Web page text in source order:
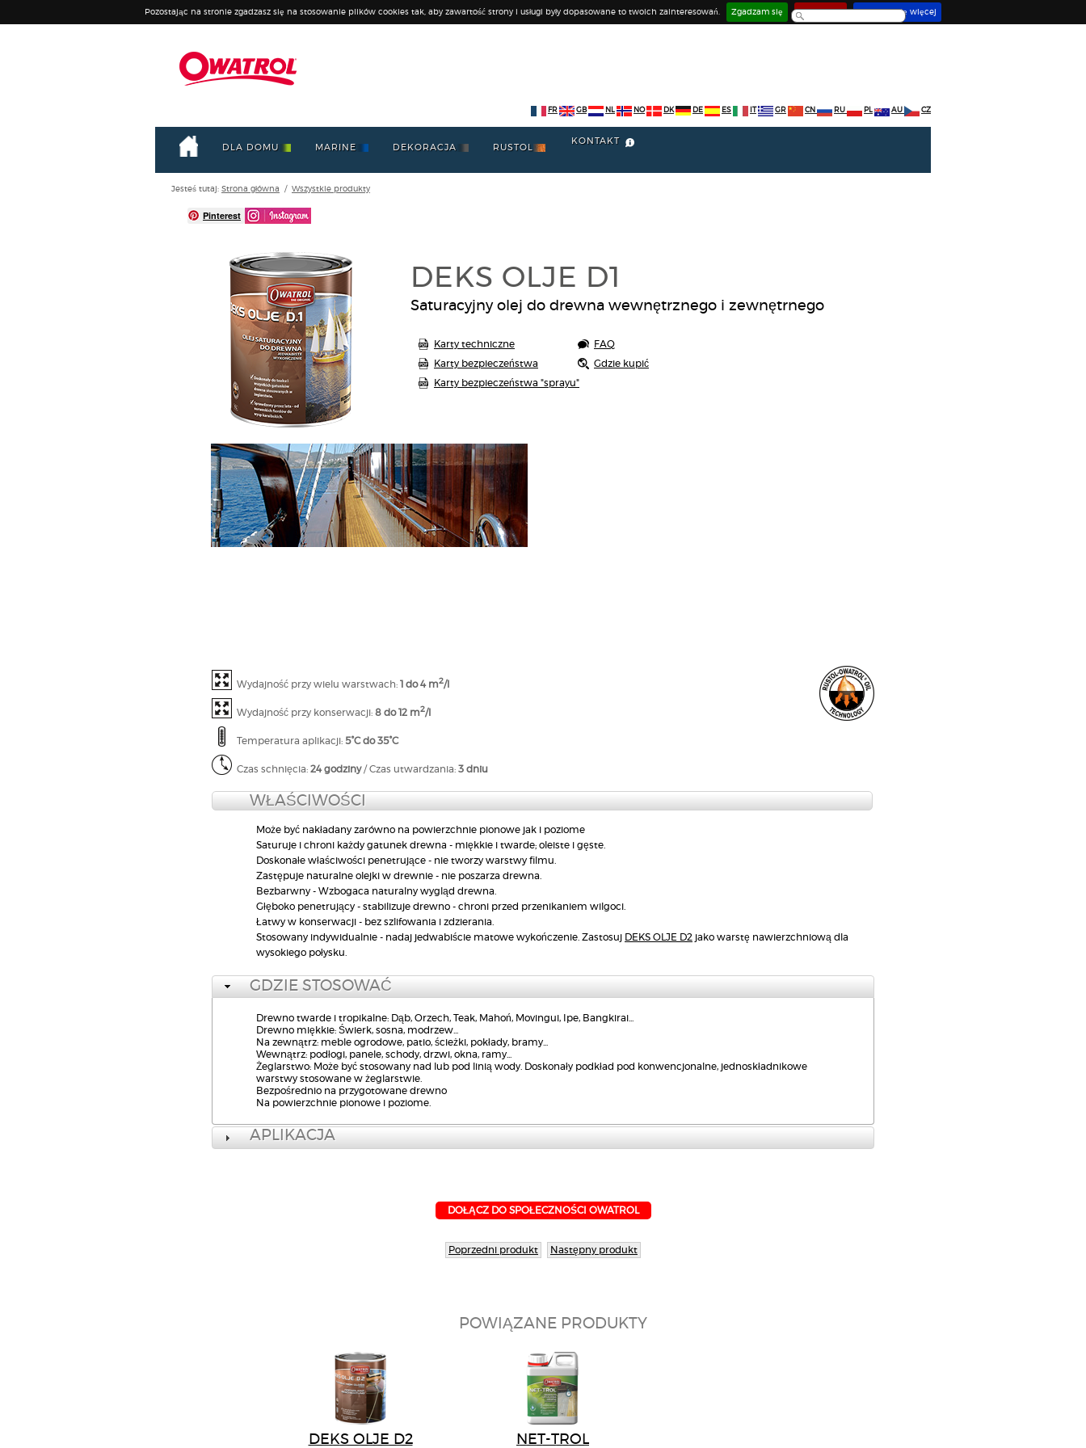
Pozostając na stronie zgadzasz się na stosowanie plików cookies tak, aby zawartość strony i usługi były dopasowane to twoich zainteresowań. Zgadzam się Deaktywuj Dowiedz się więcej
FR GB NL NO DK DE ES GR CN RU PL AU CZ
DLA DOMU MARINE DEKORACJA RUSTOL
KONTAKT
Jesteś tutaj: Strona główna / Wszystkie produkty
Pinterest
DEKS OLJE D1
Saturacyjny olej do drewna wewnętrznego i zewnętrnego
Karty techniczne
FAQ
Karty bezpieczeństwa
Gdzie kupić
Karty bezpieczeństwa "sprayu"
Wydajność przy wielu warstwach: 1 do 4 m2/l
Wydajność przy konserwacji: 8 do 12 m2/l
Temperatura aplikacji: 5°C do 35°C
Czas schnięcia: 24 godziny/ Czas utwardzania: 3 dniu
WŁAŚCIWOŚCI
Może być nakładany zarówno na powierzchnie pionowe jak i poziome
Saturuje i chroni każdy gatunek drewna - miękkie i twarde; oleiste i gęste.
Doskonałe właściwości penetrujące - nie tworzy warstwy filmu.
Zastępuje naturalne olejki w drewnie - nie poszarza drewna.
Bezbarwny - Wzbogaca naturalny wygląd drewna.
Głęboko penetrujący - stabilizuje drewno - chroni przed przenikaniem wilgoci.
Łatwy w konserwacji - bez szlifowania i zdzierania.
Stosowany indywidualnie - nadaj jedwabiście matowe wykończenie. Zastosuj DEKS OLJE D2 jako warstę nawierzchniową dla
wysokiego połysku.
GDZIE STOSOWAĆ
Drewno twarde i tropikalne: Dąb, Orzech, Teak, Mahoń, Movingui, Ipe, Bangkirai...
Drewno miękkie: Świerk, sosna, modrzew...
Na zewnątrz: meble ogrodowe, patio, ścieżki, pokłady, bramy...
Wewnątrz: podłogi, panele, schody, drzwi, okna, ramy...
Żeglarstwo: Może być stosowany nad lub pod linią wody. Doskonały podkład pod konwencjonalne, jednoskładnikowe
warstwy stosowane w żeglarstwie.
Bezpośrednio na przygotowane drewno
Na powierzchnie pionowe i poziome.
APLIKACJA
DOŁĄCZ DO SPOŁECZNOŚCI OWATROL
Poprzedni produkt Następny produkt
POWIĄZANE PRODUKTY
DEKS OLJE D2 NET-TROL